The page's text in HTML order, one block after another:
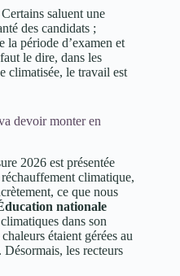
saluent une
des candidats ;
la période d’examen et
le dire, dans les
climatisée, le travail est
devoir monter en
2026 est présentée
climatique,
ce que nous
nationale
dans son
étaient gérées au
Désormais, les recteurs